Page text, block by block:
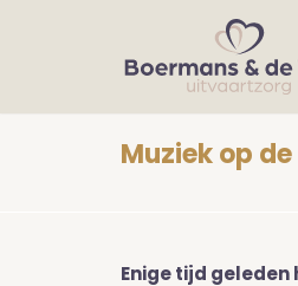
Muziek op
Enige tijd geleden